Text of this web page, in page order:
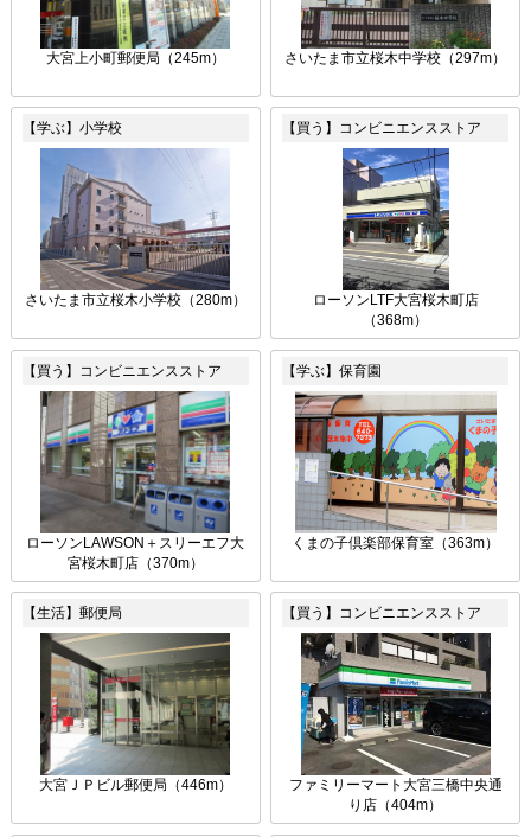
大宮上小町郵便局（245m） さいたま市立桜木中学校（297m）
【学ぶ】小学校
さいたま市立桜木小学校（280m）
【買う】コンビニエンスストア
ローソンLTF大宮桜木町店
（368m）
【買う】コンビニエンスストア
ローソンLAWSON＋スリーエフ大
宮桜木町店（370m）
【学ぶ】保育園
くまの子倶楽部保育室（363m）
【生活】郵便局
大宮ＪＰビル郵便局（446m）
【買う】コンビニエンスストア
ファミリーマート大宮三橋中央通
り店（404m）